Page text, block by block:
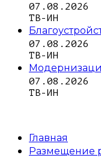
07.08.2026
ТВ-ИН
07.08.2026
ТВ-ИН
07.08.2026
ТВ-ИН
Главная
Размещение